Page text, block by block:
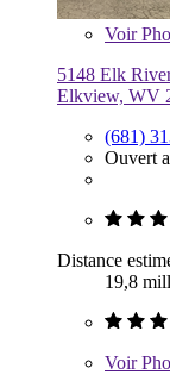
Voir
5148 Elk
Elkview, WV
(681)
Ouvert
Distance
19,8
Voir